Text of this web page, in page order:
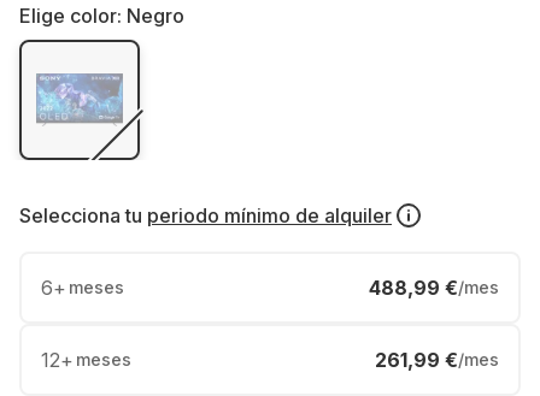
Elige color: Negro
Selecciona tu periodo mínimo de alquiler
6+ meses 488,99 €/mes
12+ meses 261,99 €/mes